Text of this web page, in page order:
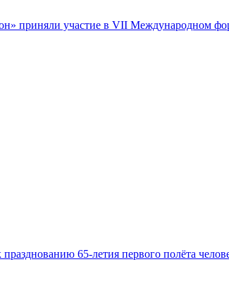
приняли участие в VII Международном
65-летия первого полёта